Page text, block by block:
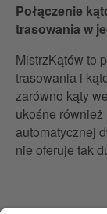
Połączenie
trasowania w
MistrzKątów to
trasowania i
zarówno kąty
ukośne
automatycznej
nie oferuje tak